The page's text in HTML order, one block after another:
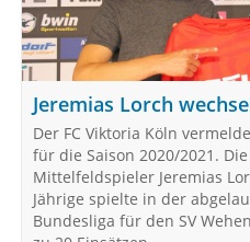
Jeremias Lorch
Der FC Viktoria Köln
für die Saison 2020/2021.
Mittelfeldspieler Jeremias
Jährige spielte in der
Bundesliga für den SV